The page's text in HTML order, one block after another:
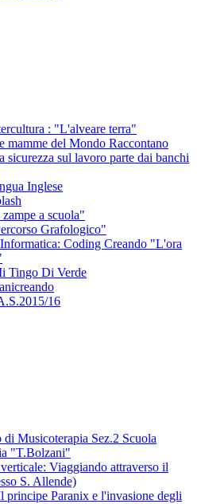
: "L'alveare terra"
mamme del Mondo Raccontano
sicurezza sul lavoro parte dai banchi
Inglese
a scuola"
Grafologico"
Coding Creando "L'ora
Tingo Di Verde
16
Musicoterapia Sez.2 Scuola
"T.Bolzani"
Viaggiando attraverso il
S. Allende)
principe Paranix e l'invasione degli